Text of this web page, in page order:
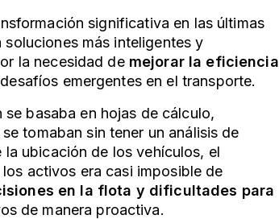
significativa en las últimas
más inteligentes y
la necesidad de mejorar la eficiencia
emergentes en el transporte.
basaba en hojas de cálculo,
tomaban sin tener un análisis de
ubicación de los vehículos, el
activos era casi imposible de
en la flota y dificultades para
de manera proactiva.